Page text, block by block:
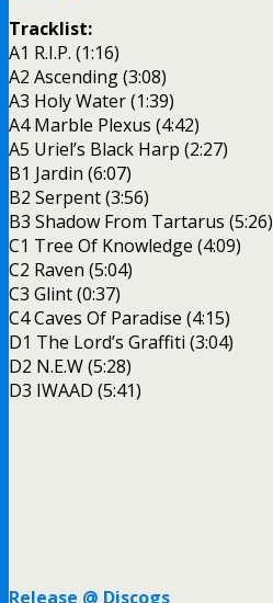
Tracklist:
A1 R.I.P. (1:16)
A2 Ascending (3:08)
A3 Holy Water (1:39)
A4 Marble Plexus (4:42)
A5 Uriel’s Black Harp (2:27)
B1 Jardin (6:07)
B2 Serpent (3:56)
B3 Shadow From Tartarus (5:26)
C1 Tree Of Knowledge (4:09)
C2 Raven (5:04)
C3 Glint (0:37)
C4 Caves Of Paradise (4:15)
D1 The Lord’s Graffiti (3:04)
D2 N.E.W (5:28)
D3 IWAAD (5:41)
Release @ Discogs